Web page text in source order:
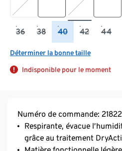
36 38 40 42 44
Déterminer la bonne taille
Indisponible pour le moment
Numéro de commande:
Respirante, évacue
grâce au traitement